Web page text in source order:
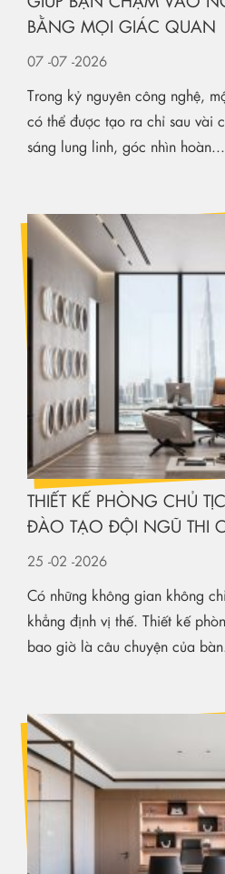
BẰNG MỌI GIÁC QUAN
07 -07 -2026
Trong kỷ nguyên công nghệ,
có thể được tạo ra chỉ sau vài
sáng lung linh, góc nhìn hoàn...
THIẾT KẾ PHÒNG CHỦ
ĐÀO TẠO ĐỘI NGŨ THI
25 -02 -2026
Có những không gian không
khẳng định vị thế. Thiết kế
bao giờ là câu chuyện của